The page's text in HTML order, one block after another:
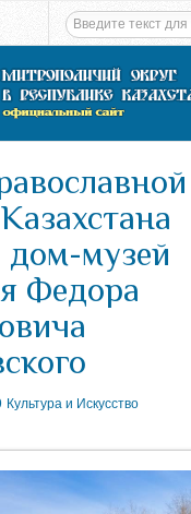
дом-музей
Федора
Культура и Искусство